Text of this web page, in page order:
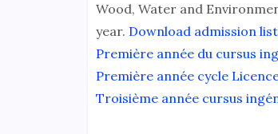
Wood, Water and
year. Download admission list
Première année du cursus
Première année cycle
Troisième année cursus